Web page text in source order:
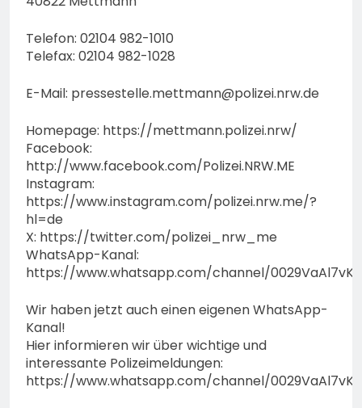
Telefon: 02104 982-1010
Telefax: 02104 982-1028
E-Mail: pressestelle.mettmann@polizei.nrw.de
Homepage: https://mettmann.polizei.nrw/
Facebook:
http://www.facebook.com/Polizei.NRW.ME
Instagram:
https://www.instagram.com/polizei.nrw.me/?
hl=de
X: https://twitter.com/polizei_nrw_me
WhatsApp-Kanal:
https://www.whatsapp.com/channel/
Wir haben jetzt auch einen eigenen WhatsApp-
Kanal!
Hier informieren wir über wichtige und
interessante Polizeimeldungen:
https://www.whatsapp.com/channel/